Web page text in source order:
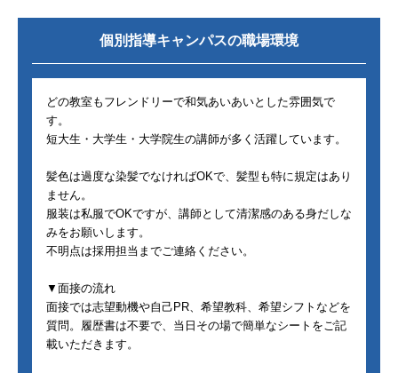
個別指導キャンパスの職場環境
どの教室もフレンドリーで和気あいあいとした雰囲気で
す。
短大生・大学生・大学院生の講師が多く活躍しています。
髪色は過度な染髪でなければOKで、髪型も特に規定はあり
ません。
服装は私服でOKですが、講師として清潔感のある身だしな
みをお願いします。
不明点は採用担当までご連絡ください。
▼面接の流れ
面接では志望動機や自己PR、希望教科、希望シフトなどを
質問。履歴書は不要で、当日その場で簡単なシートをご記
載いただきます。